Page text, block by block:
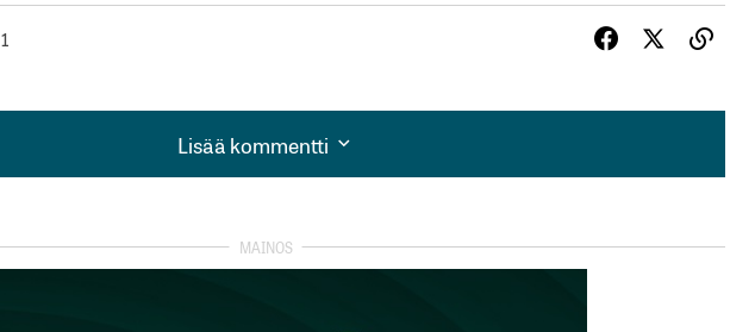
Lisää kommentti
Lisää kommentti